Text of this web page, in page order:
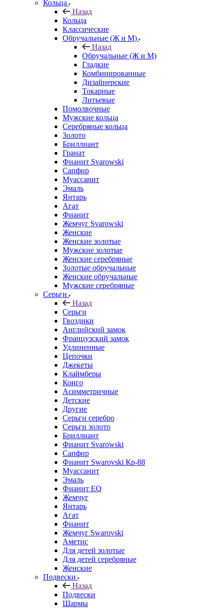
Кольца
Назад
Кольца
Классические
Обручальные (Ж и М)
Назад
Обручальные (Ж и М)
Гладкие
Комбинированные
Дизайнерские
Токарные
Литьевые
Помолвочные
Мужские кольца
Серебряные кольца
Золото
Бриллиант
Гранат
Фианит Svarowski
Сапфир
Муассанит
Эмаль
Янтарь
Агат
Фианит
Жемчуг Svarowski
Женские
Женские золотые
Мужские золотые
Женские серебряные
Золотые обручальные
Женские обручальные
Мужские серебряные
Серьги
Назад
Серьги
Гвоздики
Английский замок
Французский замок
Удлиненные
Цепочки
Джекеты
Клаймберы
Конго
Асимметричные
Детские
Другие
Серьги серебро
Серьги золото
Бриллиант
Фианит Svarowski
Сапфир
Фианит Swarovski Кр-88
Муассанит
Эмаль
Фианит EQ
Жемчуг
Янтарь
Агат
Фианит
Жемчуг Swarovski
Аметис
Для детей золотые
Для детей серебряные
Женские
Подвески
Назад
Подвески
Шармы